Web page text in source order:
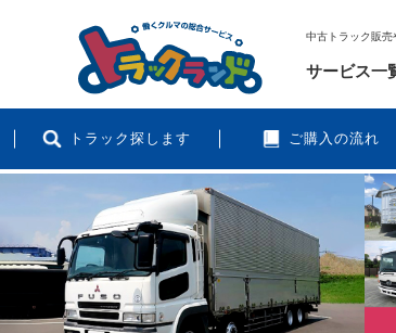
中古トラック販
トラック探します ご購入の流れ
サービス一